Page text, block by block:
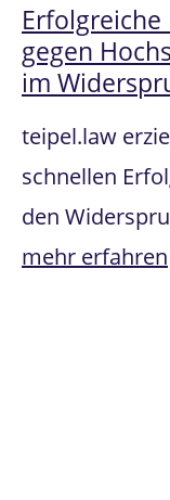
gegen
im
teipel.law
schnellen
den
mehr erfahren